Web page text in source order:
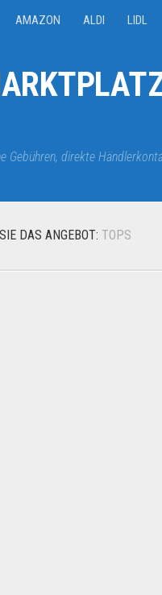
AMAZON ALDI LIDL
Gebühren, direkte
DAS ANGEBOT: TOPS